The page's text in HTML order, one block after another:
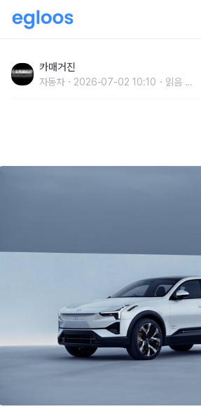
카매거진
자동차 2026-07-02 10:10 읽음 ...